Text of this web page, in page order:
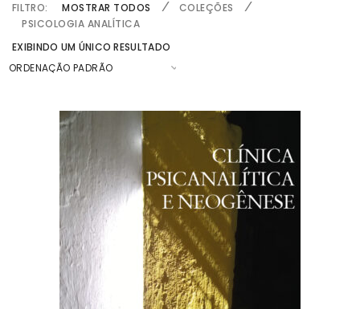
FILTRO: MOSTRAR TODOS
COLEÇÕES
PSICOLOGIA ANALÍTICA
EXIBINDO UM ÚNICO RESULTADO